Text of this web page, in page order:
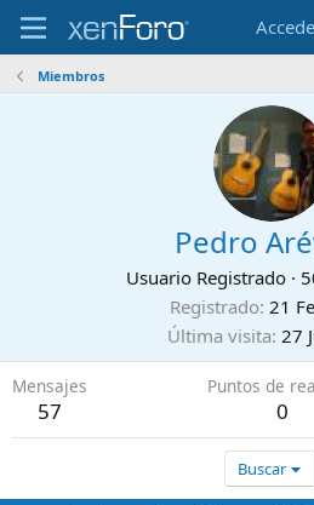
Miembros
Pedro
Usuario Registrado ·
Registrado 21
Última visita 27
Mensajes
57
Puntos de
0
Buscar